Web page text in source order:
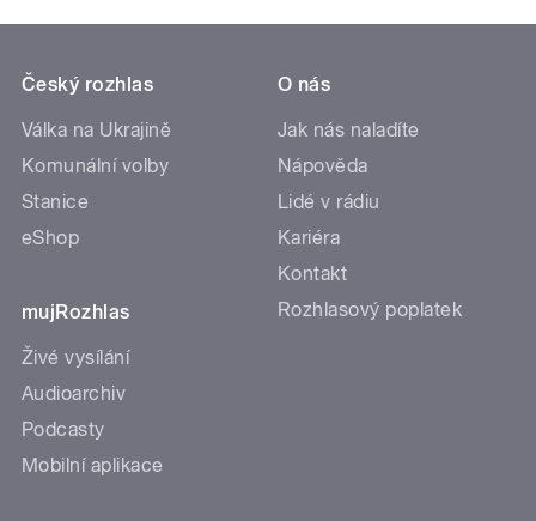
Český rozhlas
Válka na Ukrajině
Komunální volby
Stanice
eShop
mujRozhlas
Živé vysílání
Audioarchiv
Podcasty
Mobilní aplikace
O nás
Jak nás naladíte
Nápověda
Lidé v rádiu
Kariéra
Kontakt
Rozhlasový poplatek